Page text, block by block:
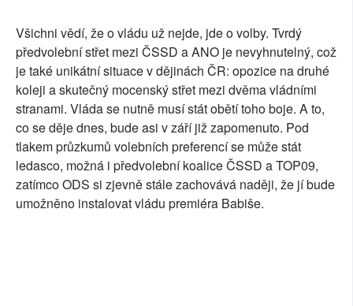
Všichni vědí, že o vládu už nejde, jde o volby. Tvrdý
předvolební střet mezi ČSSD a ANO je nevyhnutelný, což
je také unikátní situace v dějinách ČR: opozice na druhé
koleji a skutečný mocenský střet mezi dvěma vládními
stranami. Vláda se nutně musí stát obětí toho boje. A to,
co se děje dnes, bude asi v září již zapomenuto. Pod
tlakem průzkumů volebních preferencí se může stát
ledasco, možná i předvolební koalice ČSSD a TOP09,
zatímco ODS si zjevně stále zachovává naději, že jí bude
umožněno instalovat vládu premiéra Babiše.